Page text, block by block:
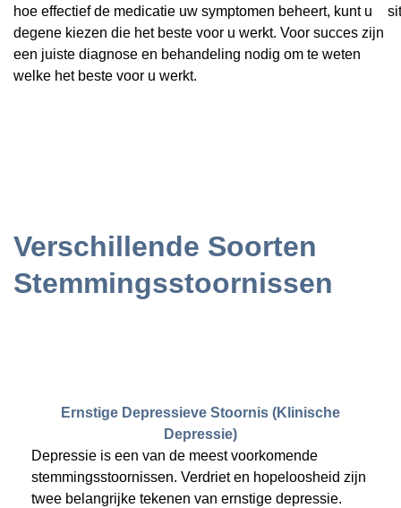
hoe effectief de medicatie uw symptomen beheert, kunt u
degene kiezen die het beste voor u werkt. Voor succes zijn
een juiste diagnose en behandeling nodig om te weten
welke het beste voor u werkt.
Verschillende Soorten
Stemmingsstoornissen
Depressie is een van de meest voorkomende
stemmingsstoornissen. Verdriet en hopeloosheid zijn
twee belangrijke tekenen van ernstige depressie.
Ernstige Depressieve Stoornis (Klinische
Depressie)